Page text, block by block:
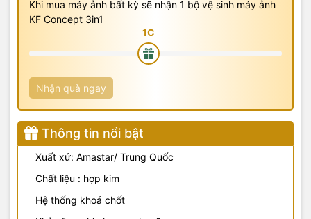
Khi mua máy ảnh bất kỳ sẽ nhận 1 bộ vệ sinh máy ảnh
KF Concept 3in1
Nhận quà ngay
Thông tin nổi bật
Xuất xứ: Amastar/ Trung Quốc
Chất liệu : hợp kim
Hệ thống khoá chốt